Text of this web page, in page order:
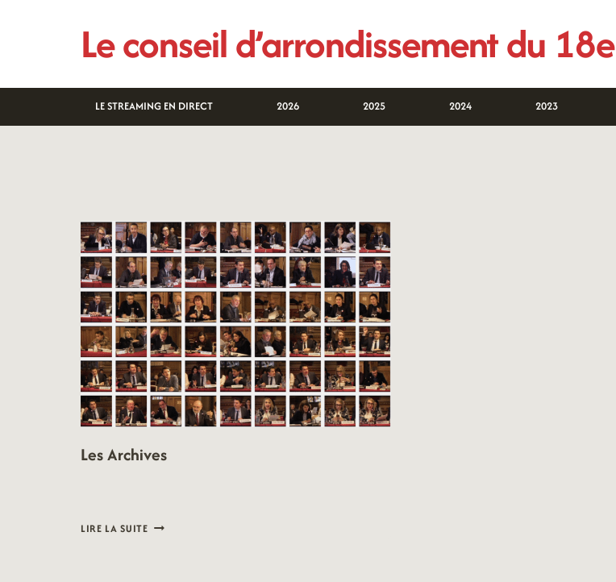
Le conseil d’arrondissement du 18e
LE STREAMING EN DIRECT 2026 2025 2024 2023
Les Archives
LIRE LA SUITELES